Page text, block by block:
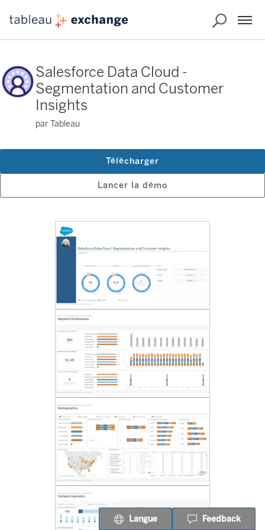
Salesforce Data Cloud -
Segmentation and Customer
Insights
par Tableau
Lancer la démo
Télécharger
Langue Feedback